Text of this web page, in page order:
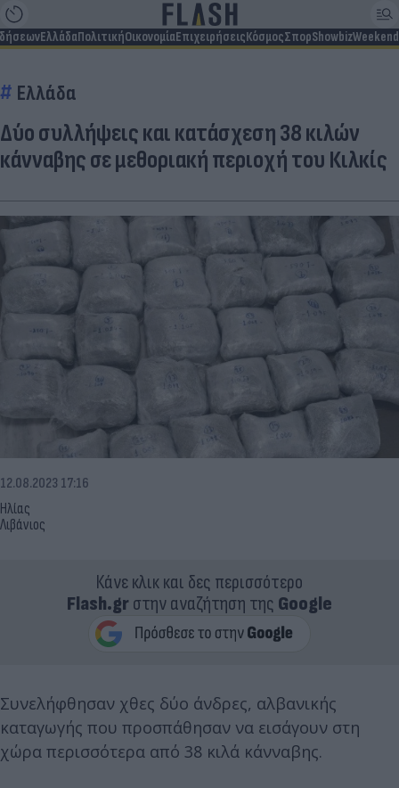
ΕλλάδαΠολιτικήΟικονομίαΕπιχειρήσειςΚόσμοςΣπορShowbizWeekend
Ελλάδα
Δύο συλλήψεις και κατάσχεση 38 κιλών
κάνναβης σε μεθοριακή περιοχή του Κιλκίς
Ηλίας
Λιβάνιος
12.08.2023 17:16
Κάνε κλικ και δες περισσότερο
Flash.grστην αναζήτηση της Google
Συνελήφθησαν χθες δύο άνδρες, αλβανικής
καταγωγής που προσπάθησαν να εισάγουν στη
χώρα περισσότερα από 38 κιλά κάνναβης.